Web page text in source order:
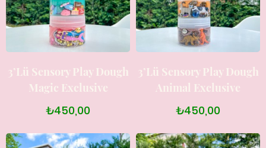
3’lü Sensory Play Dough
Magic Exclusive
₺450,00
3’lü Sensory Play Dough
Animal Exclusive
₺450,00